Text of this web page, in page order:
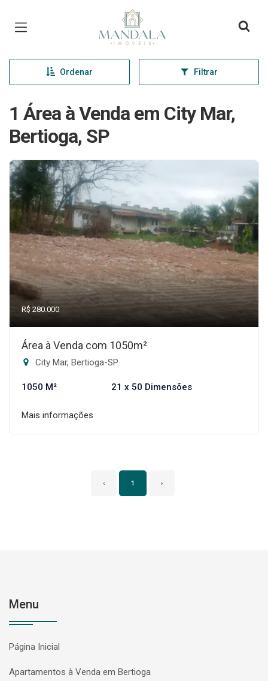
Página inicial
Ordenar Filtrar
1 Área à Venda em City Mar,
Bertioga, SP
R$ 280.000
Área à Venda com 1050m²
City Mar, Bertioga-SP
1050 M² 21 x 50 Dimensões
Mais informações
‹ 1 ›
Menu
Página Inicial
Apartamentos à Venda em Bertioga